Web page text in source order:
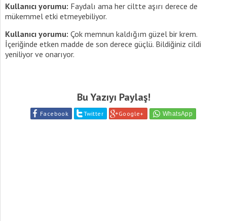
Kullanıcı yorumu: Faydalı ama her ciltte aşırı derece de
mükemmel etki etmeyebiliyor.
Kullanıcı yorumu: Çok memnun kaldığım güzel bir krem.
İçeriğinde etken madde de son derece güçlü. Bildiğiniz cildi
yeniliyor ve onarıyor.
Bu Yazıyı Paylaş!
Facebook Twitter Google+